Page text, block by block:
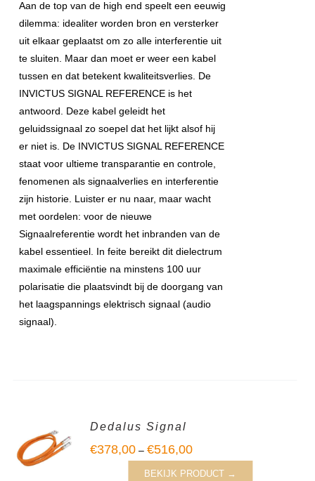
Aan de top van de high end speelt een eeuwig
dilemma: idealiter worden bron en versterker
uit elkaar geplaatst om zo alle interferentie uit
te sluiten. Maar dan moet er weer een kabel
tussen en dat betekent kwaliteitsverlies. De
INVICTUS SIGNAL REFERENCE is het
antwoord. Deze kabel geleidt het
geluidssignaal zo soepel dat het lijkt alsof hij
er niet is. De INVICTUS SIGNAL REFERENCE
staat voor ultieme transparantie en controle,
fenomenen als signaalverlies en interferentie
zijn historie. Luister er nu naar, maar wacht
met oordelen: voor de nieuwe
Signaalreferentie wordt het inbranden van de
kabel essentieel. In feite bereikt dit dielectrum
maximale efficiëntie na minstens 100 uur
polarisatie die plaatsvindt bij de doorgang van
het laagspannings elektrisch signaal (audio
signaal).
Dedalus Signal
€378,00– €516,00
BEKIJK PRODUCT →